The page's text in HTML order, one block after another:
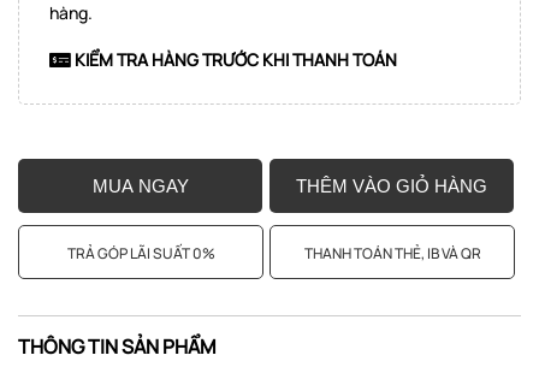
hàng.
KIỂM TRA HÀNG TRƯỚC KHI THANH TOÁN
MUA NGAY THÊM VÀO GIỎ HÀNG
TRẢ GÓP LÃI SUẤT 0% THANH TOÁN THẺ, IB VÀ QR
THÔNG TIN SẢN PHẨM